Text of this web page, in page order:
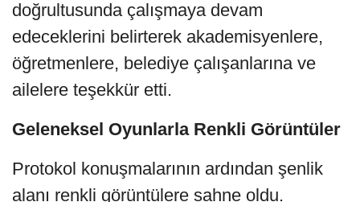
doğrultusunda çalışmaya devam
edeceklerini belirterek akademisyenlere,
öğretmenlere, belediye çalışanlarına ve
ailelere teşekkür etti.
Geleneksel Oyunlarla Renkli Görüntüler
Protokol konuşmalarının ardından şenlik
alanı renkli görüntülere sahne oldu.